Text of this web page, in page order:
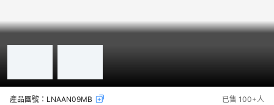
產品團號： LNAAN09MB 已售 100+人